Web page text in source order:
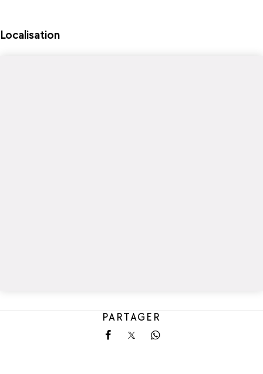
Localisation
PARTAGER
Partager sur Facebook
Partager sur X
Partager sur